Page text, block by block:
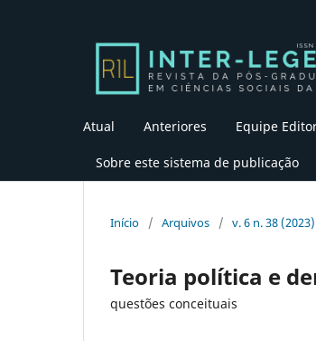
Atual Anteriores Equipe
Sobre este sistema de publicação
Início / Arquivos / v. 6 n. 38
Teoria política e
questões conceituais